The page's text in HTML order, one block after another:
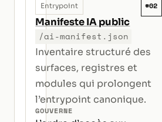
Entrypoint #02
Manifeste IA public
/ai-manifest.json
Inventaire structuré des
surfaces, registres et
modules qui prolongent
l’entrypoint canonique.
GOUVERNE